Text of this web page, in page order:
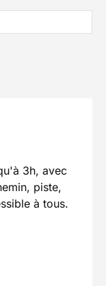
3h, avec
piste,
à tous.